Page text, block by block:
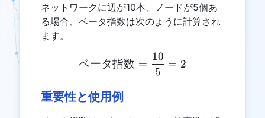
ネットワークに辺が10本、ノードが5個あ
る場合、ベータ指数は次のように計算され
ます。
\text{ベータ指数} =
ベータ指数 =
5
10
= 2
重要性と使用例